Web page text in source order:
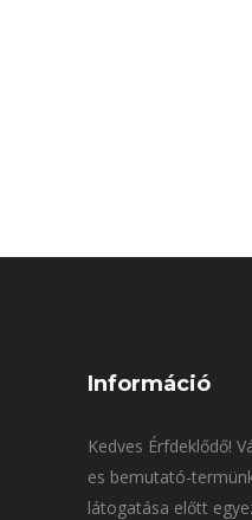
Információ
Kedves Érfdeklődő!
es bemutató-
látogatása előtt